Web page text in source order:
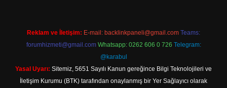
Reklam ve İletişim: E-mail: backlinkpaneli@gmail.com Teams:
forumhizmeti@gmail.com Whatsapp: 0262 606 0 726 Telegram:
@karabul
Yasal Uyarı: Sitemiz, 5651 Sayılı Kanun gereğince Bilgi Teknolojileri ve
İletişim Kurumu (BTK) tarafından onaylanmış bir Yer Sağlayıcı olarak